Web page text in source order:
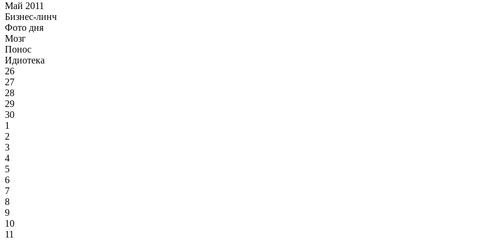
Май 2011
Бизнес-линч
Фото дня
Мозг
Понос
Идиотека
26
27
28
29
30
1
2
3
4
5
6
7
8
9
10
11